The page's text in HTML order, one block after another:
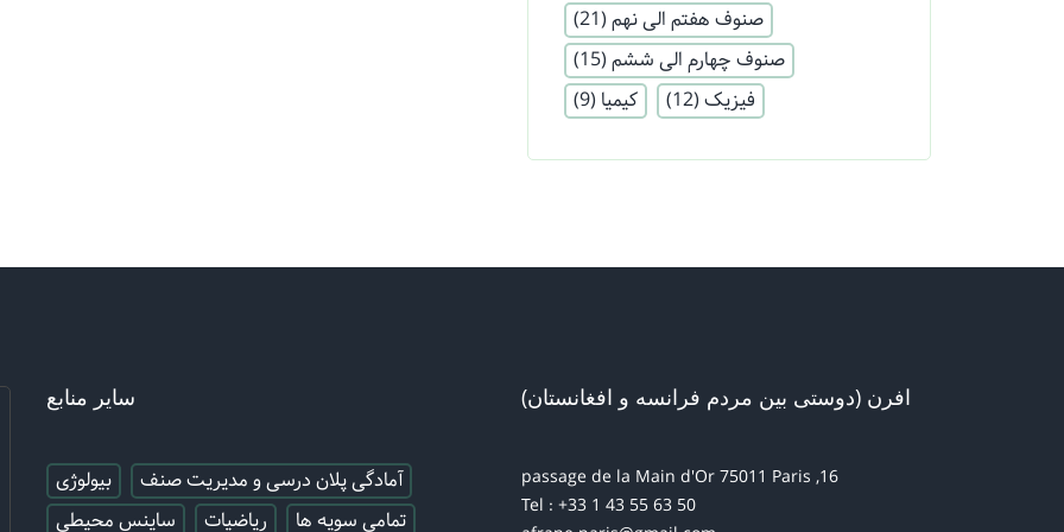
صنوف هفتم الی نهم (21)
صنوف چهارم الی ششم (15)
فیزیک (12) کیمیا (9)
افرن (دوستی بین مردم فرانسه و افغانستان)
16, passage de la Main d'Or 75011 Paris
Tel : +33 1 43 55 63 50
سایر منابع
آمادگی پلان درسی و مدیریت صنف
بیولوژی
تمامی سویه ها
ریاضیات ساینس محیطی